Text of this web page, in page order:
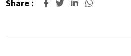
Share :